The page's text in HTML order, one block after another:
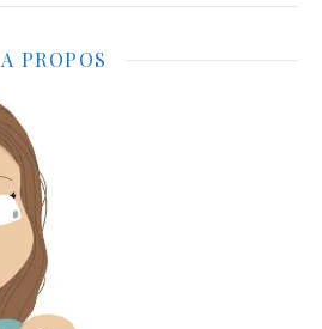
A PROPOS